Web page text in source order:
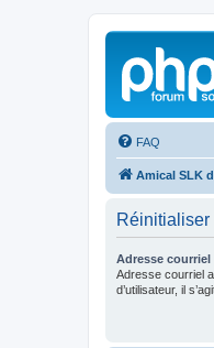
FAQ
Amical SLK
Réinitialiser
Adresse courriel
Adresse courriel
d’utilisateur, il